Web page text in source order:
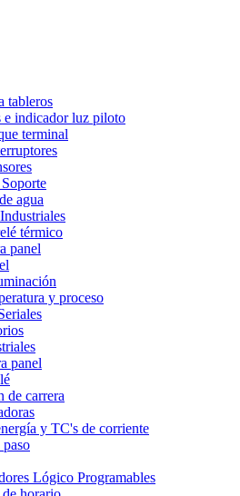
tableros
e indicador luz piloto
terminal
agua
térmico
panel
y proceso
panel
de carrera
y TC's de corriente
Lógico Programables